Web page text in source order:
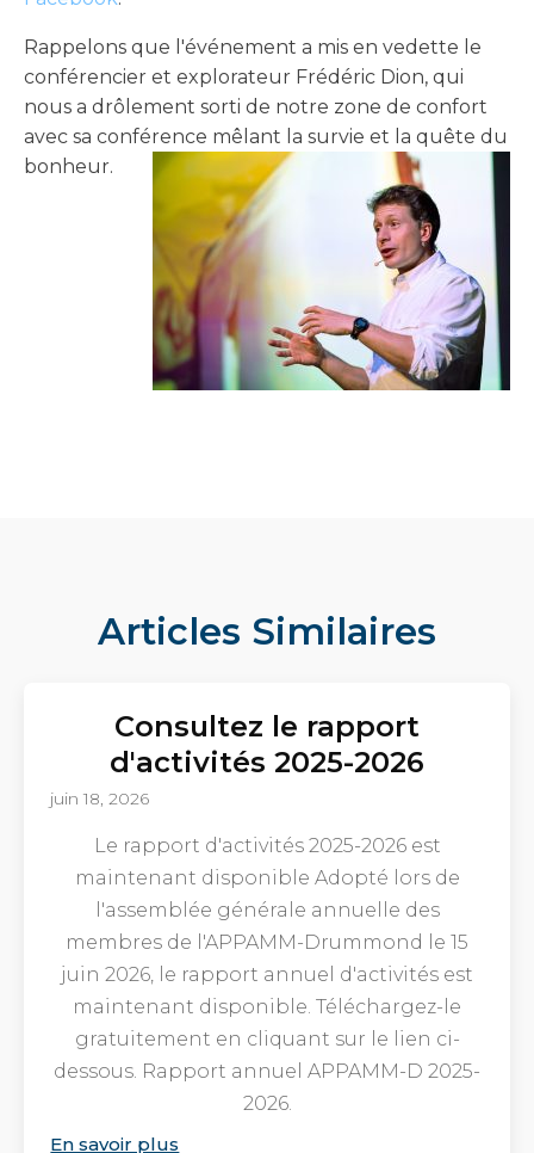
Rappelons que l'événement a mis en vedette le
conférencier et explorateur Frédéric Dion, qui
nous a drôlement sorti de notre zone de confort
avec sa conférence mêlant la survie et la quête du
bonheur.
Articles Similaires
Consultez le rapport
d'activités 2025-2026
juin 18, 2026
Le rapport d'activités 2025-2026 est
maintenant disponible Adopté lors de
l'assemblée générale annuelle des
membres de l'APPAMM-Drummond le 15
juin 2026, le rapport annuel d'activités est
maintenant disponible. Téléchargez-le
gratuitement en cliquant sur le lien ci-
dessous. Rapport annuel APPAMM-D 2025-
2026.
En savoir plus